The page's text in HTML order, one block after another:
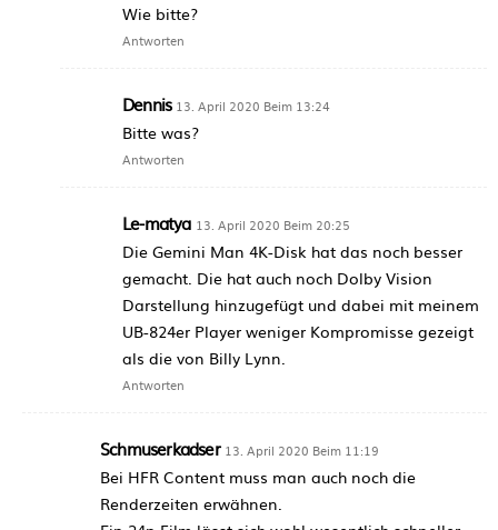
Wie bitte?
Antworten
Dennis 13. April 2020 Beim 13:24
Bitte was?
Antworten
Le-matya 13. April 2020 Beim 20:25
Die Gemini Man 4K-Disk hat das noch besser
gemacht. Die hat auch noch Dolby Vision
Darstellung hinzugefügt und dabei mit meinem
UB-824er Player weniger Kompromisse gezeigt
als die von Billy Lynn.
Antworten
Schmuserkadser 13. April 2020 Beim 11:19
Bei HFR Content muss man auch noch die
Renderzeiten erwähnen.